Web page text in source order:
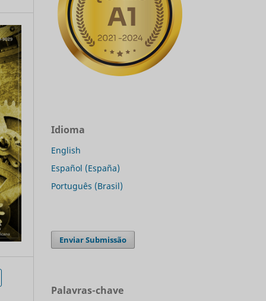
Idioma
English
Español (España)
Português (Brasil)
Enviar Submissão
Palavras-chave